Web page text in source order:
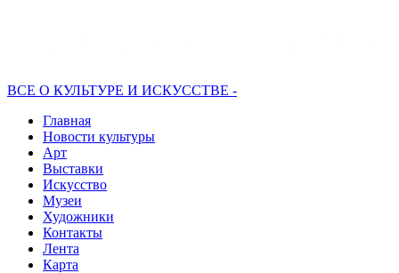
ВСЕ О КУЛЬТУРЕ И ИСКУССТВЕ -
Главная
Новости культуры
Арт
Выставки
Искусство
Музеи
Художники
Контакты
Лента
Карта